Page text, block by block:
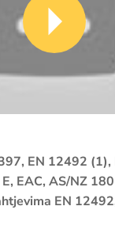
EN 12492
EAC, AS/NZ
EN